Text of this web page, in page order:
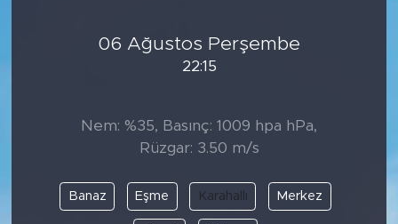
06 Ağustos Perşembe
22:15
Nem: %35, Basınç: 1009 hpa hPa,
Rüzgar: 3.50 m/s
Banaz Eşme Karahallı Merkez